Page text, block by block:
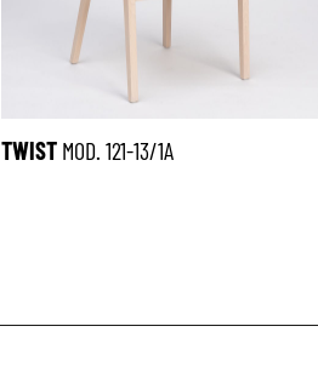
TWISTMOD. 121-13/1A